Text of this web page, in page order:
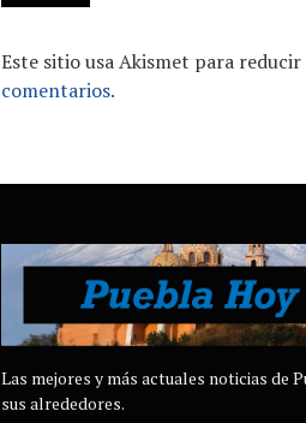
Este sitio usa Akismet para reducir
comentarios.
Las mejores y más actuales noticias de
sus alrededores.